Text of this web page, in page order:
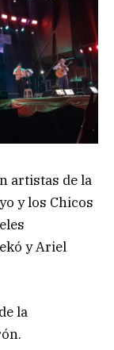
artistas de la
y los Chicos
y Ariel
la